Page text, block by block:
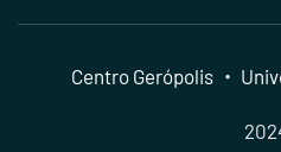
Centro Gerópolis ・